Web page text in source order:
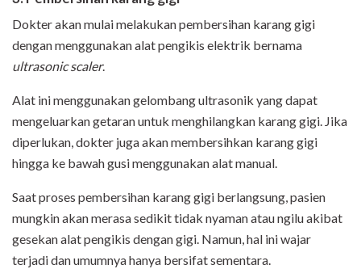
Dokter akan mulai melakukan pembersihan karang gigi
dengan menggunakan alat pengikis elektrik bernama
ultrasonic scaler.
Alat ini menggunakan gelombang ultrasonik yang dapat
mengeluarkan getaran untuk menghilangkan karang gigi. Jika
diperlukan, dokter juga akan membersihkan karang gigi
hingga ke bawah gusi menggunakan alatmanual.
Saat proses pembersihan karang gigi berlangsung, pasien
mungkin akan merasa sedikit tidak nyaman atau ngilu akibat
gesekan alat pengikis dengan gigi. Namun, hal ini wajar
terjadi dan umumnya hanya bersifat sementara.